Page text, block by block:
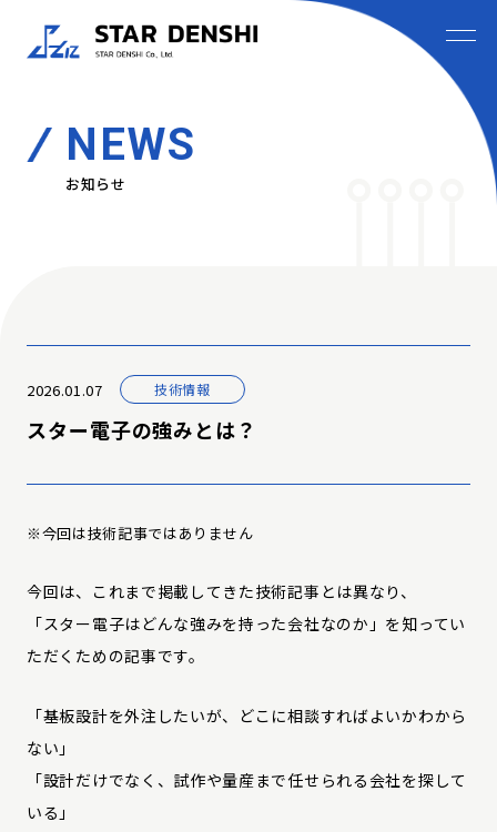
NEWS
お知らせ
2026.01.07 技術情報
スター電子の強みとは？
※今回は技術記事ではありません
今回は、これまで掲載してきた技術記事とは異なり、
「スター電子はどんな強みを持った会社なのか」 を知ってい
ただくための記事です。
「基板設計を外注したいが、どこに相談すればよいかわから
ない」
「設計だけでなく、試作や量産まで任せられる会社を探して
いる」